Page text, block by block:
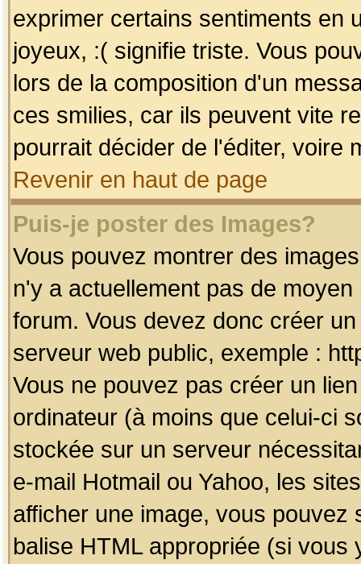
exprimer certains sentiments en
joyeux, :( signifie triste. Vous
lors de la composition d'un
ces smilies, car ils peuvent vite
pourrait décider de l'éditer, voire
Revenir en haut de page
Puis-je poster des Images?
Vous pouvez montrer des
n'y a actuellement pas de
forum. Vous devez donc créer
serveur web public, exemple :
Vous ne pouvez pas créer un
ordinateur (à moins que celui-ci
stockée sur un serveur
e-mail Hotmail ou Yahoo, les
afficher une image, vous pouvez
balise HTML appropriée (si vous